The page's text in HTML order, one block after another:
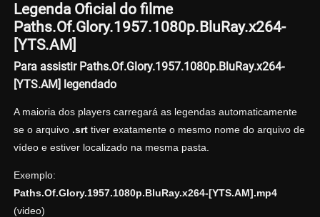
Legenda Oficial do filme
Paths.Of.Glory.1957.1080p.BluRay.x264-
[YTS.AM]
Para assistir Paths.Of.Glory.1957.1080p.BluRay.x264-
[YTS.AM] legendado
A maioria dos players carregará as legendas automaticamente
se o arquivo .srttiver exatamente o mesmo nome do arquivo de
vídeo e estiver localizado na mesma pasta.
Exemplo:
Paths.Of.Glory.1957.1080p.BluRay.x264-[YTS.AM].mp4
(video)